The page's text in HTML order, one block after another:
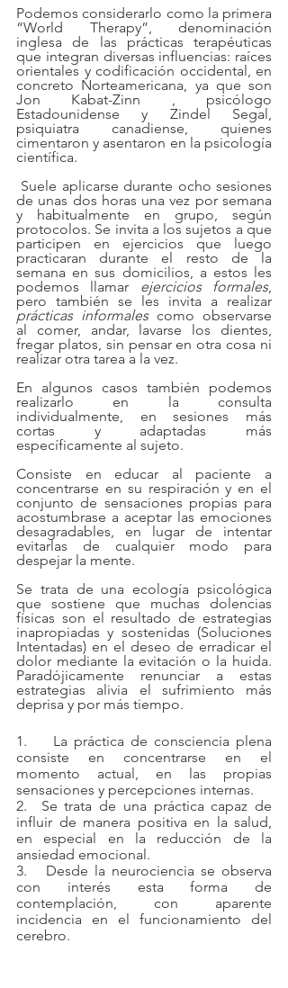
Podemos considerarlo como la primera
“World Therapy”, denominación
inglesa de las prácticas terapéuticas
que integran diversas influencias: raíces
orientales y codificación occidental, en
concreto Norteamericana, ya que son
Jon Kabat-Zinn , psicólogo
Estadounidense y Zindel Segal,
psiquiatra canadiense, quienes
cimentaron y asentaron en la psicología
científica.
de unas dos horas una vez por semana
y habitualmente en grupo, según
protocolos. Se invita a los sujetos a que
participen en ejercicios que luego
practicaran durante el resto de la
semana en sus domicilios, a estos les
podemos llamar ejercicios formales,
prácticas informales como observarse
al comer, andar, lavarse los dientes,
fregar platos, sin pensar en otra cosa ni
realizar otra tarea a la vez.
En algunos casos también podemos
realizarlo en la consulta
individualmente, en sesiones más
cortas y adaptadas más
específicamente al sujeto.
Consiste en educar al paciente a
concentrarse en su respiración y en el
conjunto de sensaciones propias para
acostumbrase a aceptar las emociones
desagradables, en lugar de intentar
evitarlas de cualquier modo para
despejar la mente.
Se trata de una ecología psicológica
que sostiene que muchas dolencias
físicas son el resultado de estrategias
inapropiadas y sostenidas (Soluciones
Intentadas) en el deseo de erradicar el
dolor mediante la evitación o la huida.
Paradójicamente renunciar a estas
estrategias alivia el sufrimiento más
deprisa y por más tiempo.
1.    La práctica de consciencia plena
consiste en concentrarse en el
momento actual, en las propias
sensaciones y percepciones internas.
2.  Se trata de una práctica capaz de
influir de manera positiva en la salud,
en especial en la reducción de la
ansiedad emocional.
3.   Desde la neurociencia se observa
con interés esta forma de
contemplación, con aparente
incidencia en el funcionamiento del
cerebro.